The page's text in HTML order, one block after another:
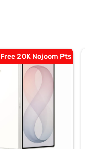
Free 20K Nojoom Pts 🤩